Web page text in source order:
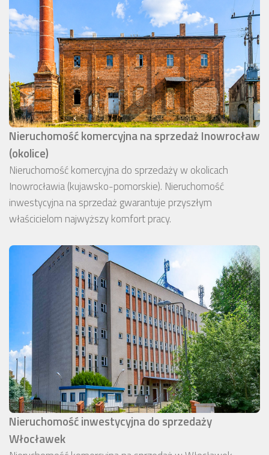
Nieruchomość komercyjna na sprzedaż Inowrocław
(okolice)
Nieruchomość komercyjna do sprzedaży w okolicach
Inowrocławia (kujawsko-pomorskie). Nieruchomość
inwestycyjna na sprzedaż gwarantuje przyszłym
właścicielom najwyższy komfort pracy.
Nieruchomość inwestycyjna do sprzedaży
Włocławek